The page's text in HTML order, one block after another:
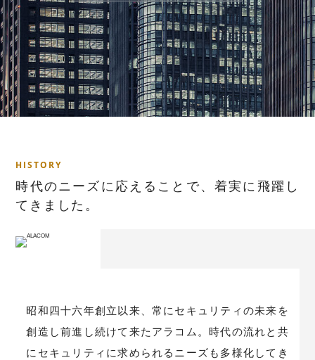
HISTO RY
時代のニ ー ズ に 応 え る こ と で、着実 に 飛躍 し
て き ま し た 。
昭和四十六年創立以来、常にセキュリティの未来を
創造し前進し続けて来たアラコム。時代の流れと共
にセキュリティに求められるニーズも多様化してき